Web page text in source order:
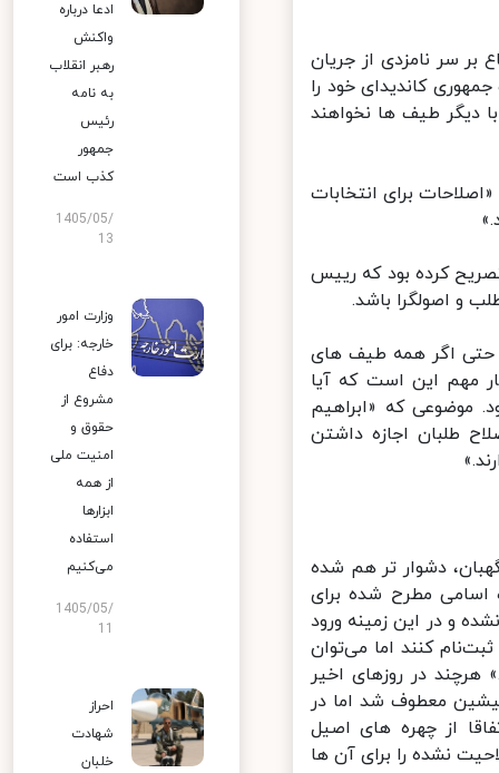
سر نامزدی از جریان
کاندیدای خود را
طیف ها نخواهند
برای انتخابات
کرده بود که رییس
و اصولگرا باشد.
حتی اگر همه طیف های
مهم این است که آیا
که «ابراهیم
طلبان اجازه داشتن
دشوار تر هم شده
مطرح شده برای
و در این زمینه ورود
کنند اما می‌توان
در روزهای اخیر
معطوف شد اما در
از چهره های اصیل
نشده را برای آن ها
ادعا درباره
واکنش
رهبر انقلاب
به نامه
رئیس
جمهور
کذب است
1405/05/
13
وزارت امور
خارجه: برای
دفاع
مشروع از
حقوق و
امنیت ملی
از همه
ابزارها
استفاده
می‌کنیم
1405/05/
احراز
شهادت
خلبان